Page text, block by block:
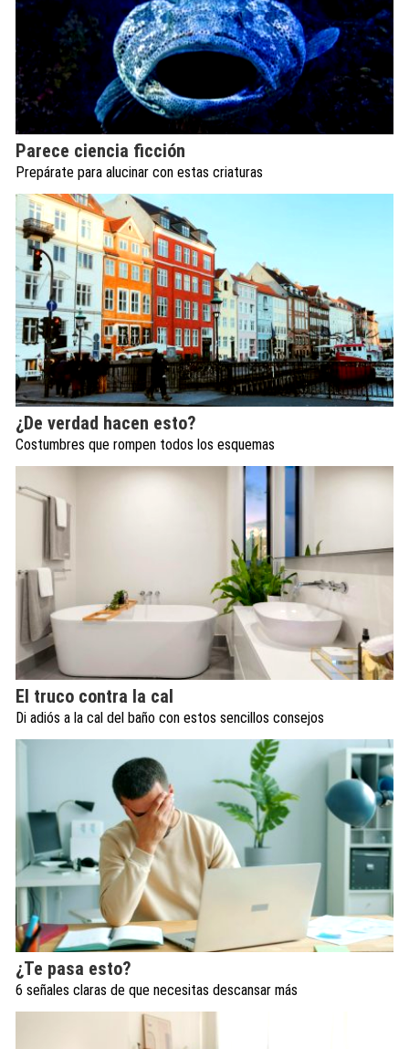
Parece ciencia ficción
Prepárate para alucinar con estas criaturas
¿De verdad hacen esto?
Costumbres que rompen todos los esquemas
El truco contra la cal
Di adiós a la cal del baño con estos sencillos consejos
¿Te pasa esto?
6 señales claras de que necesitas descansar más